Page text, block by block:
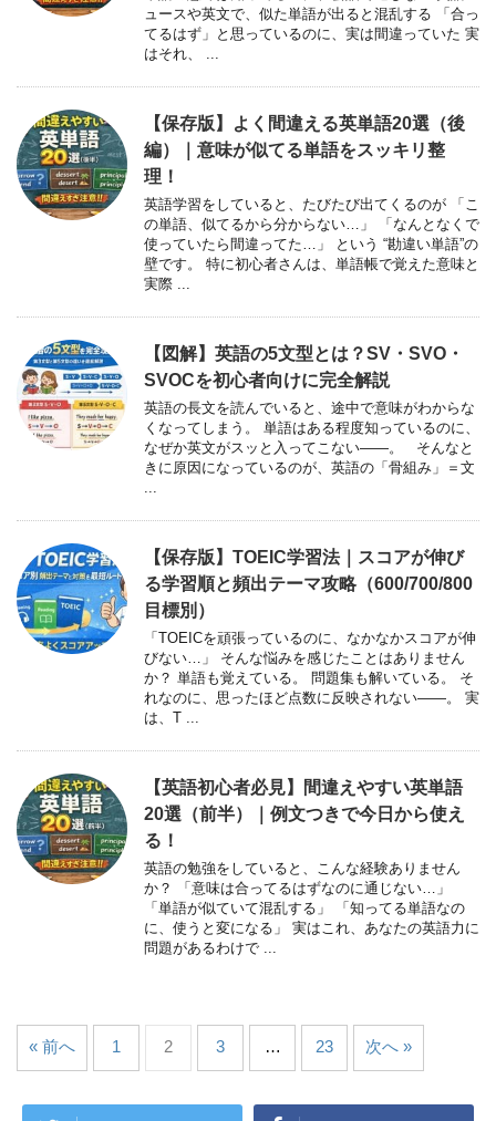
ュースや英文で、似た単語が出ると混乱する 「合っ
てるはず」と思っているのに、実は間違っていた 実
はそれ、 ...
【保存版】よく間違える英単語20選（後
編）｜意味が似てる単語をスッキリ整
理！
英語学習をしていると、たびたび出てくるのが 「こ
の単語、似てるから分からない…」 「なんとなくで
使っていたら間違ってた…」 という “勘違い単語”の
壁です。 特に初心者さんは、単語帳で覚えた意味と
実際 ...
【図解】英語の5文型とは？SV・SVO・
SVOCを初心者向けに完全解説
英語の長文を読んでいると、途中で意味がわからな
くなってしまう。 単語はある程度知っているのに、
なぜか英文がスッと入ってこない――。 そんなと
きに原因になっているのが、英語の「骨組み」＝文
【保存版】TOEIC学習法｜スコアが伸び
る学習順と頻出テーマ攻略（600/700/800
目標別）
「TOEICを頑張っているのに、なかなかスコアが伸
びない…」 そんな悩みを感じたことはありません
か？ 単語も覚えている。 問題集も解いている。 そ
れなのに、思ったほど点数に反映されない――。 実
は、T ...
【英語初心者必見】間違えやすい英単語
20選（前半）｜例文つきで今日から使え
る！
英語の勉強をしていると、こんな経験ありません
か？ 「意味は合ってるはずなのに通じない…」
「単語が似ていて混乱する」 「知ってる単語なの
に、使うと変になる」 実はこれ、あなたの英語力に
問題があるわけで ...
« 前へ 1 2 3 … 23 次へ »